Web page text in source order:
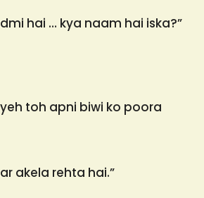
hai … kya naam hai iska?”
toh apni biwi ko poora
akela rehta hai.”